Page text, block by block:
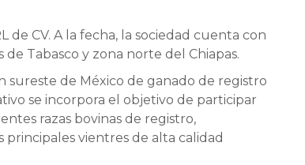
de CV. A la fecha, la sociedad cuenta con
Tabasco y zona norte del Chiapas.
sureste de México de ganado de registro
se incorpora el objetivo de participar
razas bovinas de registro,
principales vientres de alta calidad